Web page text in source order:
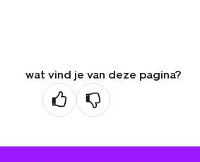
wat vind je van deze pagina?